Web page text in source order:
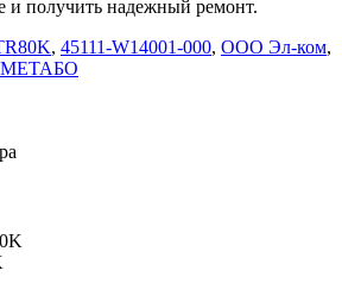
и получить надежный ремонт.
, 45111-W14001-000, ООО Эл-ком,
МЕТАБО